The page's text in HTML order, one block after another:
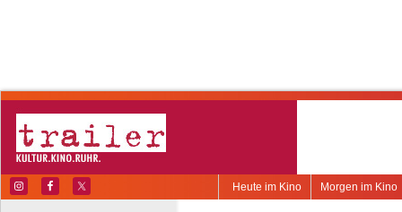
Morgen im Kino
Heute im Kino